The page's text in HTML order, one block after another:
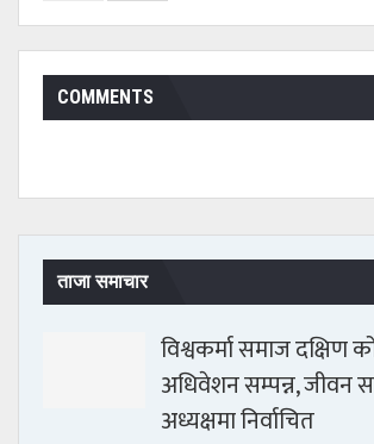
COMMENTS
ताजा समाचार
विश्वकर्मा समाज दक्षिण
अधिवेशन सम्पन्न, जीवन
अध्यक्षमा निर्वाचित